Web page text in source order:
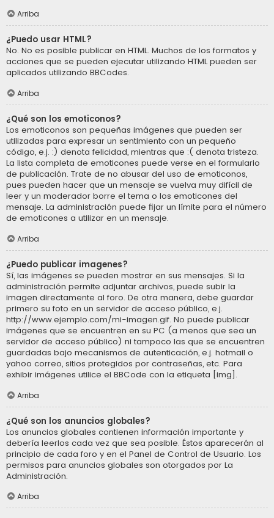
Arriba
¿Puedo usar HTML?
No. No es posible publicar en HTML. Muchos de los formatos y
acciones que se pueden ejecutar utilizando HTML pueden ser
aplicados utilizando BBCodes.
Arriba
¿Qué son los emoticonos?
Los emoticonos son pequeñas imágenes que pueden ser
utilizadas para expresar un sentimiento con un pequeño
código, e.j. :) denota felicidad, mientras que :( denota tristeza.
La lista completa de emoticones puede verse en el formulario
de publicación. Trate de no abusar del uso de emoticonos,
pues pueden hacer que un mensaje se vuelva muy difícil de
leer y un moderador borre el tema o los emoticones del
mensaje. La administración puede fijar un límite para el número
de emoticones a utilizar en un mensaje.
Arriba
¿Puedo publicar imagenes?
Sí, las imágenes se pueden mostrar en sus mensajes. Si la
administración permite adjuntar archivos, puede subir la
imagen directamente al foro. De otra manera, debe guardar
primero su foto en un servidor de acceso público, e.j.
http://www.ejemplo.com/mi-imagen.gif. No puede publicar
imágenes que se encuentren en su PC (a menos que sea un
servidor de acceso público) ni tampoco las que se encuentren
guardadas bajo mecanismos de autenticación, e.j. hotmail o
yahoo correo, sitios protegidos por contraseñas, etc. Para
exhibir imágenes utilice el BBCode con la etiqueta [img].
Arriba
¿Qué son los anuncios globales?
Los anuncios globales contienen información importante y
debería leerlos cada vez que sea posible. Éstos aparecerán al
principio de cada foro y en el Panel de Control de Usuario. Los
permisos para anuncios globales son otorgados por La
Administración.
Arriba